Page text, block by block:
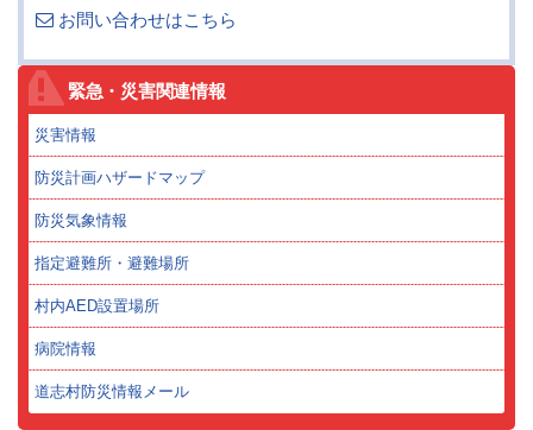
お問い合わせはこちら
緊急・災害関連情報
災害情報
防災計画ハザードマップ
防災気象情報
指定避難所・避難場所
村内AED設置場所
病院情報
道志村防災情報メール